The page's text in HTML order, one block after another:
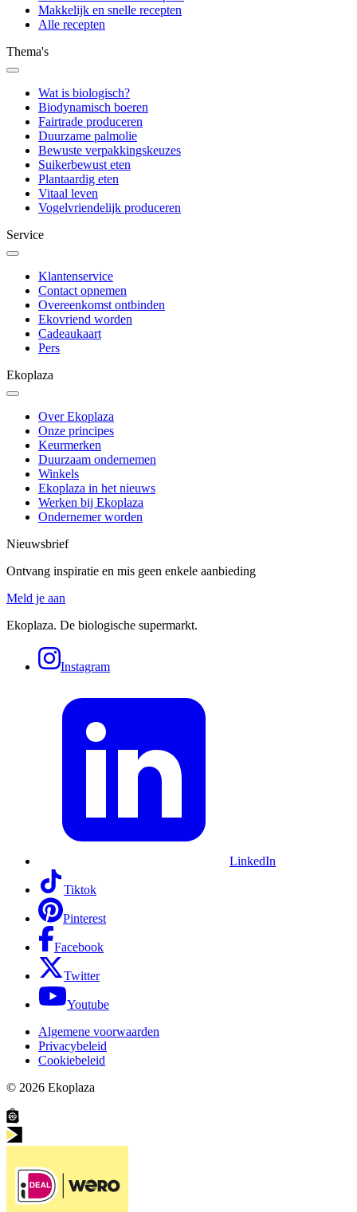
Makkelijk en snelle recepten
Alle recepten
Thema's
Wat is biologisch?
Biodynamisch boeren
Fairtrade produceren
Duurzame palmolie
Bewuste verpakkingskeuzes
Suikerbewust eten
Plantaardig eten
Vitaal leven
Vogelvriendelijk produceren
Service
Klantenservice
Contact opnemen
Overeenkomst ontbinden
Ekovriend worden
Cadeaukaart
Pers
Ekoplaza
Over Ekoplaza
Onze principes
Keurmerken
Duurzaam ondernemen
Winkels
Ekoplaza in het nieuws
Werken bij Ekoplaza
Ondernemer worden
Nieuwsbrief
Ontvang inspiratie en mis geen enkele aanbieding
Meld je aan
Ekoplaza. De biologische supermarkt.
Instagram
LinkedIn
Tiktok
Pinterest
Facebook
Twitter
Youtube
Algemene voorwaarden
Privacybeleid
Cookiebeleid
© 2026 Ekoplaza